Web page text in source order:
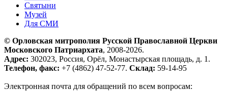
Святыни
Музей
Для СМИ
© Орловская митрополия Русской Православной Церкви
Московского Патриархата, 2008-2026.
Адрес: 302023, Россия, Орёл, Монастырская площадь, д. 1.
Телефон, факс: +7 (4862) 47-52-77. Склад: 59-14-95
Электронная почта для обращений по всем вопросам: